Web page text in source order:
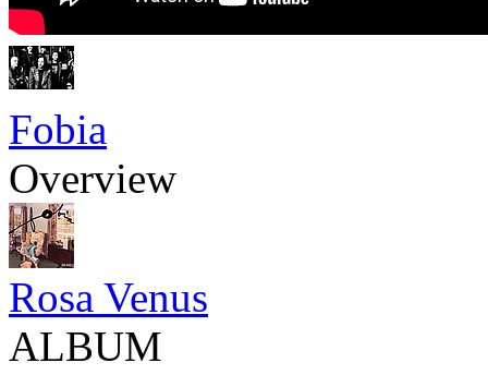
Fobia
Overview
Rosa Venus
ALBUM